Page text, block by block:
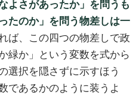
よさがあったか」を問うも
たのか」を問う物差しは一
ば、この四つの物差しで政
緑か」という変数を式から
選択を隠さずに示すほう
であるかのように装うよ